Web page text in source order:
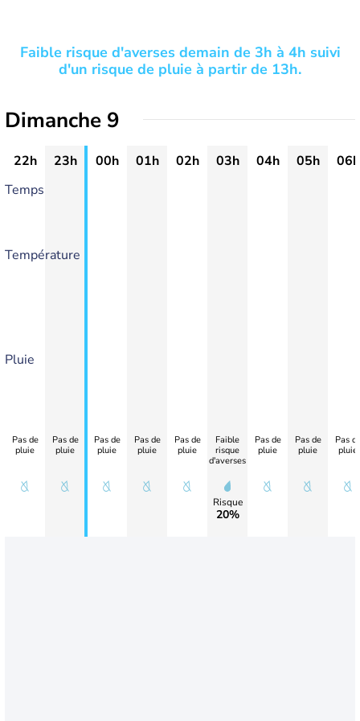
Faible risque d'averses demain de 3h à 4h suivi
d'un risque de pluie à partir de 13h.
Dimanche 9
22h 23h 00h 01h 02h 03h 04h 05h
06h
Temps
Température
Pluie
Pas de
pluie
Pas de
pluie
Pas de
pluie
Pas de
pluie
Pas de
pluie
Faible
risque
d'averses
Risque
20%
Pas de
pluie
Pas de
pluie
Pas
pluie